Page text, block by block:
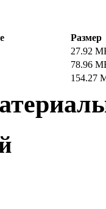
Размер
27.92
78.96
154.27